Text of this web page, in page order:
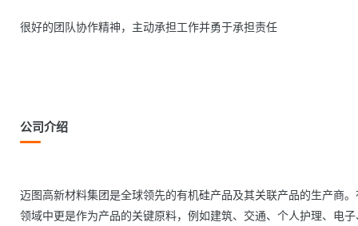
很好的团队协作精神，主动承担工作并勇于承担责任
公司介绍
迈图高新材料集团是全球领先的有机硅产品及其关联产品的生产商
领域中更是作为产品的关键原料，例如建筑、交通、个人护理、电